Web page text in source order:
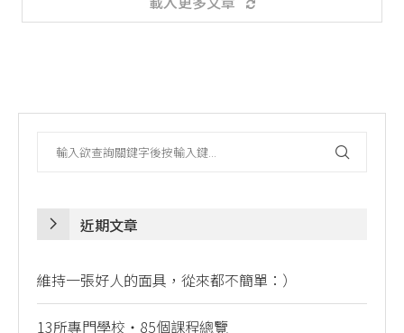
近期文章
維持一張好人的面具，從來都不簡單：）
13所專門學校・85個課程總覽